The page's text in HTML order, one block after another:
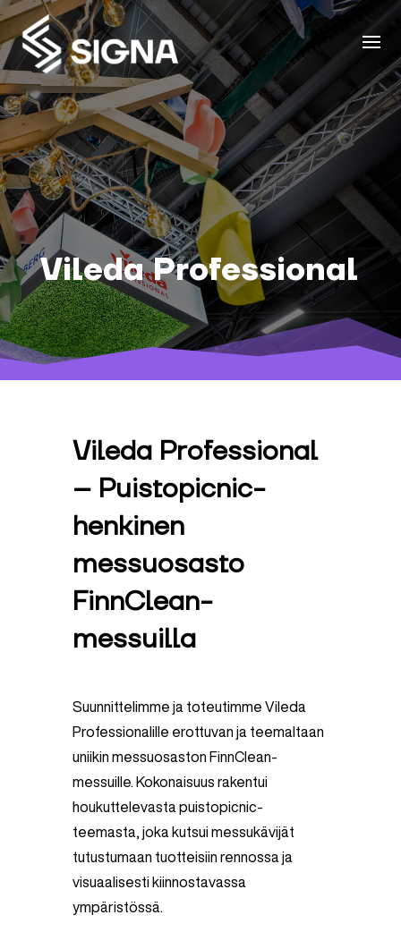
Vileda Professional
Vileda Professional
– Puistopicnic-
henkinen
messuosasto
FinnClean-
messuilla
Suunnittelimme ja toteutimme Vileda
Professionalille erottuvan ja teemaltaan
uniikin messuosaston FinnClean-
messuille. Kokonaisuus rakentui
houkuttelevasta puistopicnic-
teemasta, joka kutsui messukävijät
tutustumaan tuotteisiin rennossa ja
visuaalisesti kiinnostavassa
ympäristössä.